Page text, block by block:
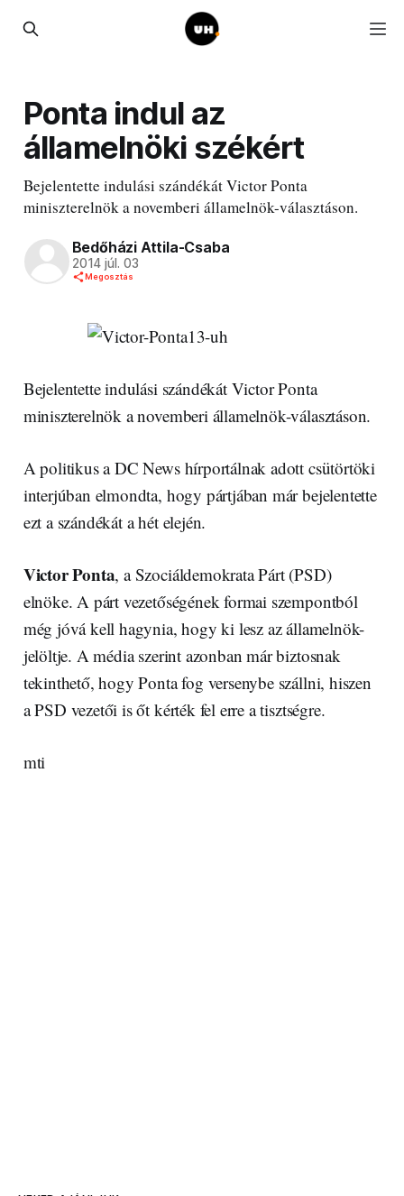
Ponta indul az
államelnöki székért
Bejelentette indulási szándékát Victor Ponta
miniszterelnök a novemberi államelnök-választáson.
Bedőházi Attila-Csaba
2014 júl. 03
Megosztás
Bejelentette indulási szándékát Victor Ponta
miniszterelnök a novemberi államelnök-választáson.
A politikus a DC News hírportálnak adott csütörtöki
interjúban elmondta, hogy pártjában már bejelentette
ezt a szándékát a hét elején.
Victor Ponta, a Szociáldemokrata Párt (PSD)
elnöke. A párt vezetőségének formai szempontból
még jóvá kell hagynia, hogy ki lesz az államelnök-
jelöltje. A média szerint azonban már biztosnak
tekinthető, hogy Ponta fog versenybe szállni, hiszen
a PSD vezetői is őt kérték fel erre a tisztségre.
mti